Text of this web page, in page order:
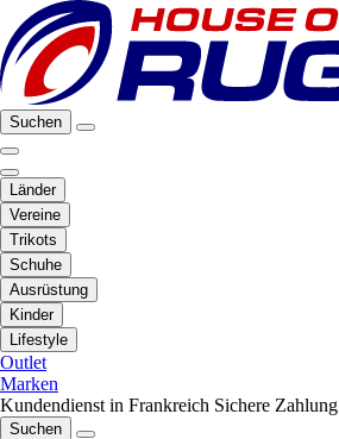
Suchen
Länder
Vereine
Trikots
Schuhe
Ausrüstung
Kinder
Lifestyle
Outlet
Marken
Kundendienst in Frankreich Sichere Zahlung
Suchen